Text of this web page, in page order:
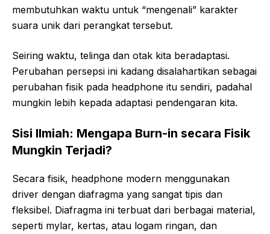
membutuhkan waktu untuk “mengenali” karakter
suara unik dari perangkat tersebut.
Seiring waktu, telinga dan otak kita beradaptasi.
Perubahan persepsi ini kadang disalahartikan sebagai
perubahan fisik pada headphone itu sendiri, padahal
mungkin lebih kepada adaptasi pendengaran kita.
Sisi Ilmiah: Mengapa Burn-in secara Fisik
Mungkin Terjadi?
Secara fisik, headphone modern menggunakan
driver dengan diafragma yang sangat tipis dan
fleksibel. Diafragma ini terbuat dari berbagai material,
seperti mylar, kertas, atau logam ringan, dan